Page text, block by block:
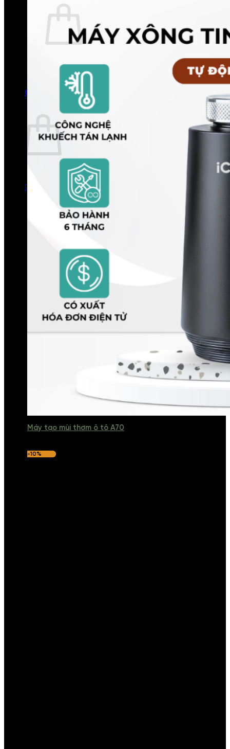
Quay trở lại cửa hàng
0
Giỏ hàng
Chưa có sản phẩm trong giỏ hàng.
Quay trở lại cửa hàng
Máy tạo mùi thơm ô tô A70
-10%